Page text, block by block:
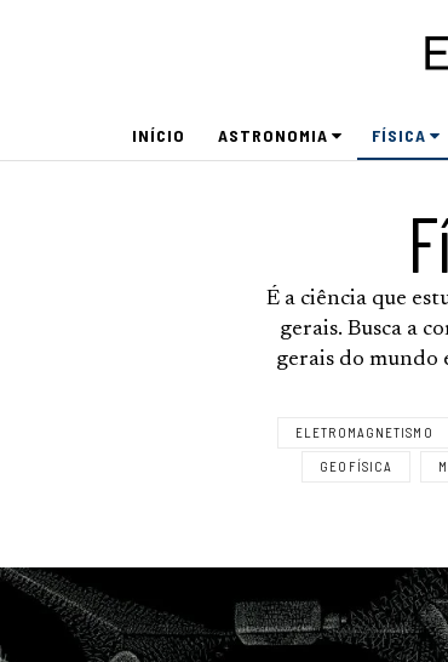
INÍCIO ASTRONOMIA FÍSICA
É a ciência que
gerais. Busca a
gerais do mundo
ELETROMAGNETISMO
GEOFÍSICA